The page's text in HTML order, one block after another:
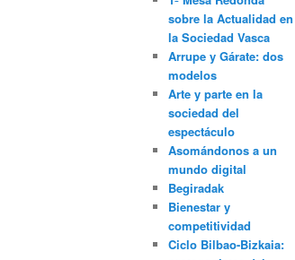
sobre la Actualidad en
la Sociedad Vasca
Arrupe y Gárate: dos
modelos
Arte y parte en la
sociedad del
espectáculo
Asomándonos a un
mundo digital
Begiradak
Bienestar y
competitividad
Ciclo Bilbao-Bizkaia: